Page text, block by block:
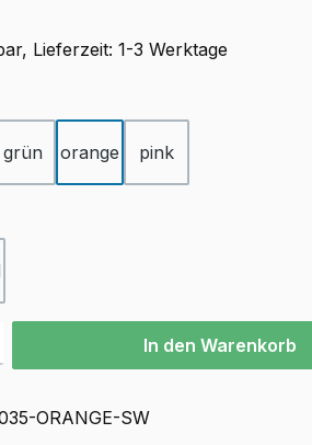
Lieferzeit: 1-3 Werktage
grün orange pink
den gewünschten Wert ein oder
In den Warenkorb
ORANGE-SW